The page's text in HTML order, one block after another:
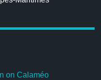
on Calaméo